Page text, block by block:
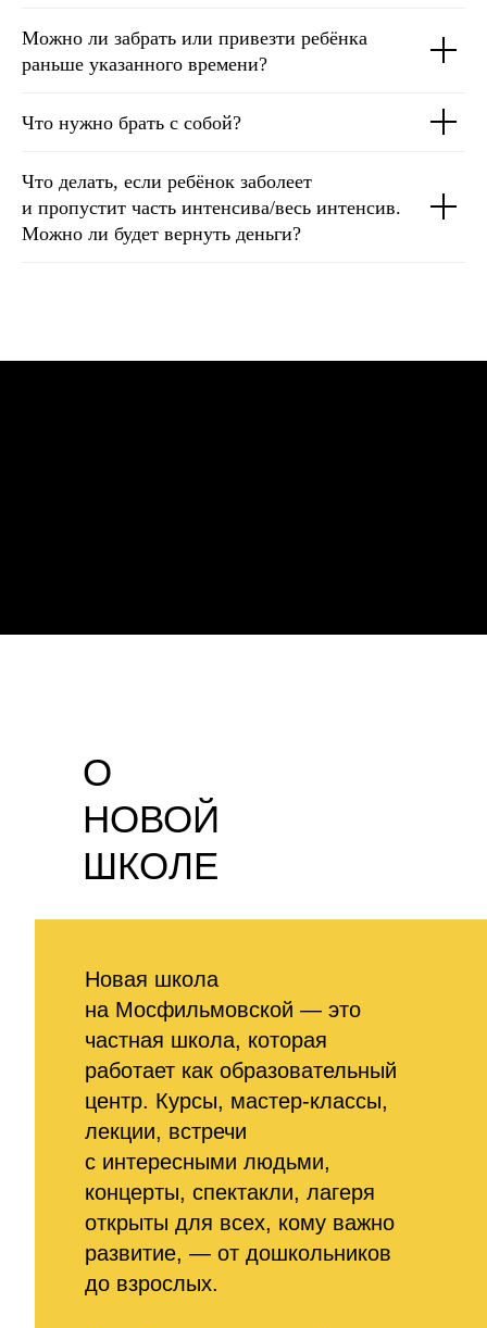
Можно ли забрать или привезти ребёнка
раньше указанного времени?
Что нужно брать с собой?
Что делать, если ребёнок заболеет
и пропустит часть интенсива/весь интенсив.
Можно ли будет вернуть деньги?
О
НОВОЙ
ШКОЛЕ
Новая школа
на Мосфильмовской — это
частная школа, которая
работает как образовательный
центр. Курсы, мастер-классы,
лекции, встречи
с интересными людьми,
концерты, спектакли, лагеря
открыты для всех, кому важно
развитие, — от дошкольников
до взрослых.